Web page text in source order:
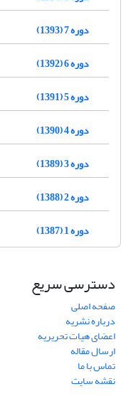
دوره 7 (1393)
دوره 6 (1392)
دوره 5 (1391)
دوره 4 (1390)
دوره 3 (1389)
دوره 2 (1388)
دوره 1 (1387)
دسترسی سریع
صفحه اصلی
درباره نشریه
اعضای هیات تحریریه
ارسال مقاله
تماس با ما
نقشه سایت